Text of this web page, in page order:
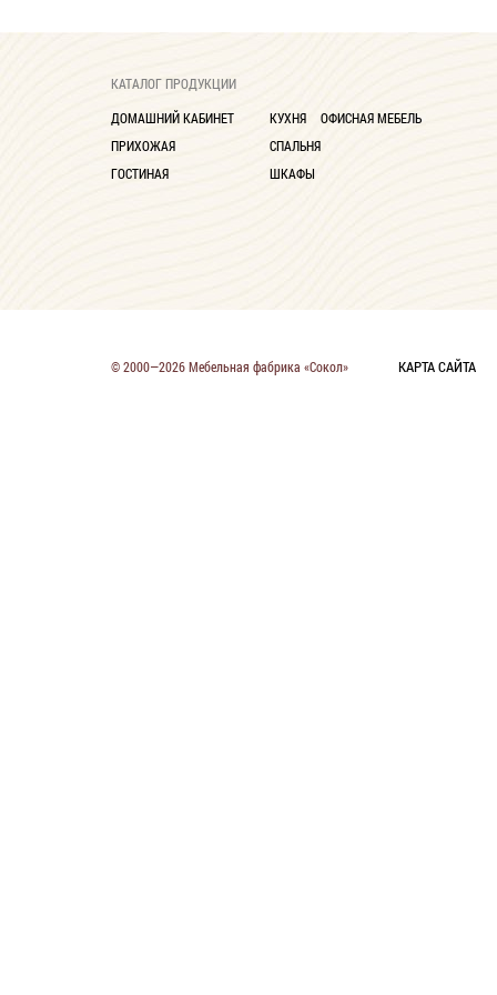
КАТАЛОГ ПРОДУКЦИИ
ДОМАШНИЙ КАБИНЕТ
ПРИХОЖАЯ
ГОСТИНАЯ
КУХНЯ
СПАЛЬНЯ
ШКАФЫ
ОФИСНАЯ МЕБЕЛЬ
© 2000—2026 Мебельная фабрика «Сокол» КАРТА САЙТА